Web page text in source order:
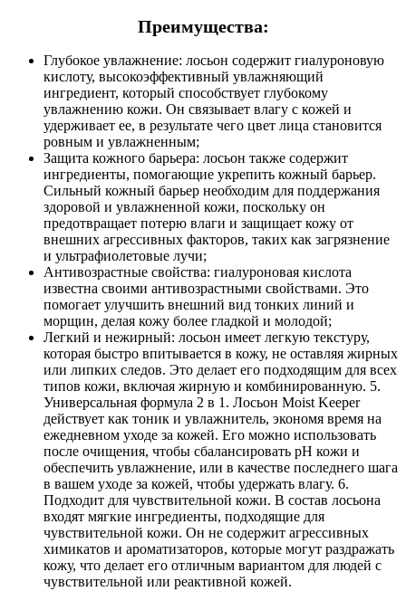
Преимущества:
Глубокое увлажнение: лосьон содержит гиалуроновую
кислоту, высокоэффективный увлажняющий
ингредиент, который способствует глубокому
увлажнению кожи. Он связывает влагу с кожей и
удерживает ее, в результате чего цвет лица становится
ровным и увлажненным;
Защита кожного барьера: лосьон также содержит
ингредиенты, помогающие укрепить кожный барьер.
Сильный кожный барьер необходим для поддержания
здоровой и увлажненной кожи, поскольку он
предотвращает потерю влаги и защищает кожу от
внешних агрессивных факторов, таких как загрязнение
и ультрафиолетовые лучи;
Антивозрастные свойства: гиалуроновая кислота
известна своими антивозрастными свойствами. Это
помогает улучшить внешний вид тонких линий и
морщин, делая кожу более гладкой и молодой;
Легкий и нежирный: лосьон имеет легкую текстуру,
которая быстро впитывается в кожу, не оставляя жирных
или липких следов. Это делает его подходящим для всех
типов кожи, включая жирную и комбинированную. 5.
Универсальная формула 2 в 1. Лосьон Moist Keeper
действует как тоник и увлажнитель, экономя время на
ежедневном уходе за кожей. Его можно использовать
после очищения, чтобы сбалансировать pH кожи и
обеспечить увлажнение, или в качестве последнего шага
в вашем уходе за кожей, чтобы удержать влагу. 6.
Подходит для чувствительной кожи. В состав лосьона
входят мягкие ингредиенты, подходящие для
чувствительной кожи. Он не содержит агрессивных
химикатов и ароматизаторов, которые могут раздражать
кожу, что делает его отличным вариантом для людей с
чувствительной или реактивной кожей.